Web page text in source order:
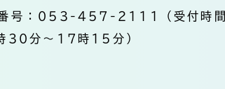
号：053-457-2111（受付時間
30分～17時15分）